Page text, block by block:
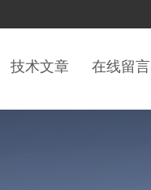
技术文章 在线留言